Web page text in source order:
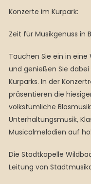
Konzerte im Kurpark:
Zeit für Musikgenuss in
Tauchen Sie ein in eine
und genießen Sie
Kurparks. In der
präsentieren die
volkstümliche
Unterhaltungsmusik,
Musicalmelodien auf
Die Stadtkapelle
Leitung von